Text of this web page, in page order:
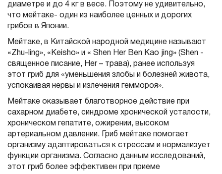
диаметре и до 4 кг в весе. Поэтому не удивительно,
что мейтаке- один из наиболее ценных и дорогих
грибов в Японии.
Мейтаке, в Китайской народной медицине называют
«Zhu-ling», «Keisho» и « Shen Неr Ben Као jing» (Shen -
священное писание, Неr – трава), ранее используя
этот гриб для «уменьшения злобы и болезней живота,
успокаивая нервы и излечения геммороя».
Мейтаке оказывает благотворное действие при
сахарном диабете, синдроме хронической усталости,
хроническом гепатите, ожирении, высоком
артериальном давлении. Гриб мейтаке помогает
организму адаптироваться к стрессам и нормализует
функции организма. Согласно данным исследований,
этот гриб более эффективен при приеме